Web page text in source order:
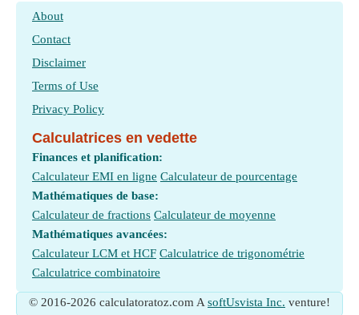
About
Contact
Disclaimer
Terms of Use
Privacy Policy
Calculatrices en vedette
Finances et planification:
Calculateur EMI en ligne Calculateur de pourcentage
Mathématiques de base:
Calculateur de fractions Calculateur de moyenne
Mathématiques avancées:
Calculateur LCM et HCF Calculatrice de trigonométrie
Calculatrice combinatoire
© 2016-2026 calculatoratoz.com A softUsvista Inc. venture!